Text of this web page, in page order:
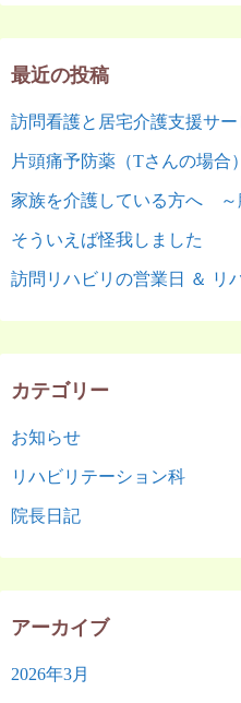
最近の投稿
訪問看護と居宅介護支援サ
片頭痛予防薬（Tさんの場合）
家族を介護している方へ ～
そういえば怪我しました
訪問リハビリの営業日 ＆ リ
カテゴリー
お知らせ
リハビリテーション科
院長日記
アーカイブ
2026年3月